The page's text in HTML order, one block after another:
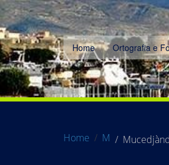
Home Ortografia e
Home M